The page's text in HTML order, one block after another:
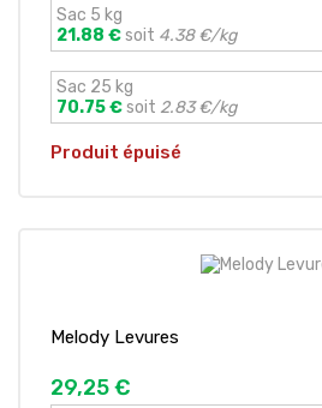
Sac 5 kg
21.88 €soit 4.38 €/kg
Sac 25 kg
70.75 €soit 2.83 €/kg
Produit épuisé
Melody Levures
29,25 €